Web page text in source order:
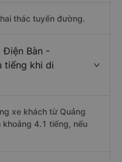
thác tuyến đường.
Điện Bàn -
tiếng khi di
xe khách từ Quảng
khoảng 4.1 tiếng, nếu